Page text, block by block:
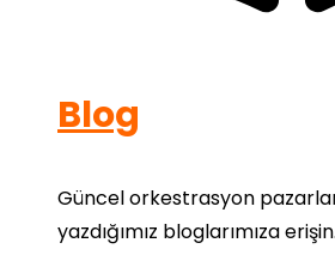
Blog
Güncel orkestrasyon
yazdığımız bloglarımıza erişin.